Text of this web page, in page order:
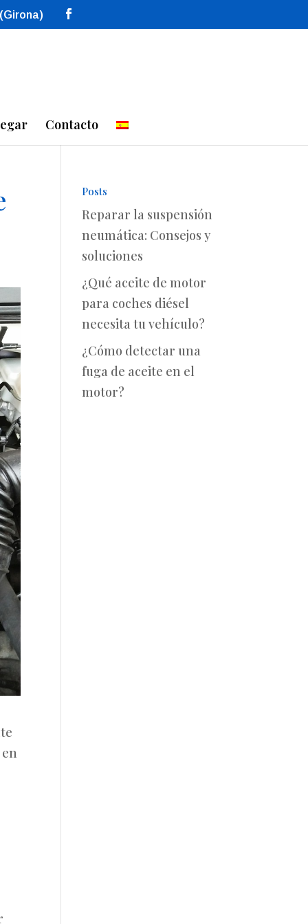
Contacto
Posts
Reparar la suspensión
neumática: Consejos y
soluciones
¿Qué aceite de motor
para coches diésel
necesita tu vehículo?
¿Cómo detectar una
fuga de aceite en el
motor?